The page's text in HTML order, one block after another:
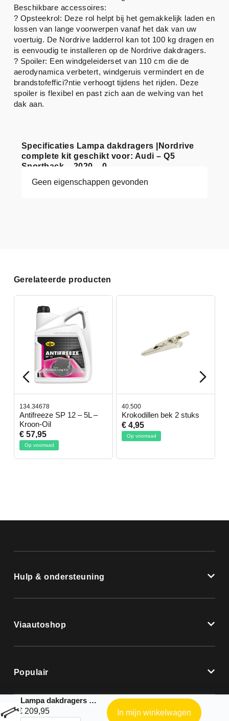
Specificaties Lampa dakdragers |Nordrive
complete kit geschikt voor: Audi – Q5
Sportback – 2020 – 0
Geen eigenschappen gevonden
Beschikbare accessoires:
? Opsteekrol: Deze rol helpt bij het gemakkelijk laden en
lossen van lange voorwerpen vanaf het dak van uw
voertuig. De Nordrive ladderrol kan tot 100 kg dragen en
is eenvoudig te installeren op de Nordrive dakdragers.
? Spoiler: Een windgeleiderset van 110 cm die de
aerodynamica verbetert, windgeruis vermindert en de
brandstofeffici?ntie verhoogt tijdens het rijden. Deze
spoiler is flexibel en past zich aan de welving van het
dak aan.
Gerelateerde producten
134.34678
Antifreeze SP 12 – 5L –
Kroon-Oil
€ 57,95
Op voorraad
40.500
Krokodillen bek 2 stuks
€ 4,95
Op voorraad
Hulp & ondersteuning
Viaautoshop
Populair
Lampa dakdragers |Nordrive complete kit geschikt voor: Audi – Q5 Sportback – 2020 – 0
€ 209,95 In mijn winkelwagen